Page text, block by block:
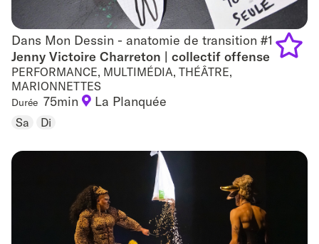
Dans Mon Dessin - anatomie de transition #1
Dans Mon Dessin - anatomie de transition #1
Jenny Victoire Charreton | collectif offense
PERFORMANCE, MULTIMÉDIA, THÉÂTRE,
MARIONNETTES
Durée 75min La Planquée
Sa Di